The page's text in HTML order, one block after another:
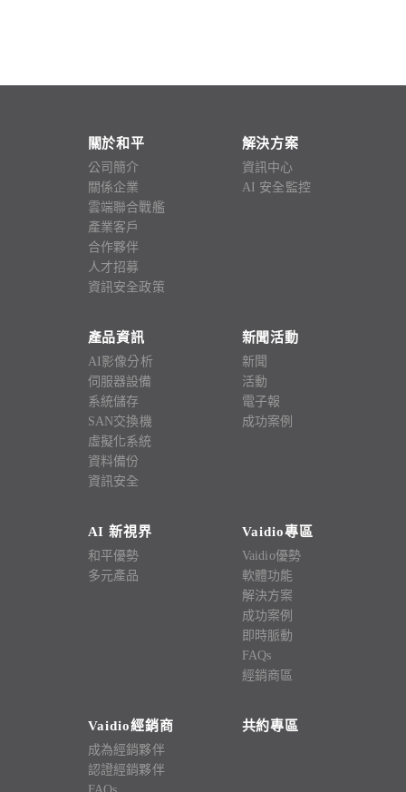
關於和平
公司簡介
關係企業
雲端聯合戰艦
產業客戶
合作夥伴
人才招募
資訊安全政策
解決方案
資訊中心
AI 安全監控
產品資訊
AI影像分析
伺服器設備
系統儲存
SAN交換機
虛擬化系統
資料備份
資訊安全
新聞活動
新聞
活動
電子報
成功案例
AI 新視界
和平優勢
多元產品
Vaidio專區
Vaidio優勢
軟體功能
解決方案
成功案例
即時脈動
FAQs
經銷商區
Vaidio經銷商
成為經銷夥伴
認證經銷夥伴
共約專區